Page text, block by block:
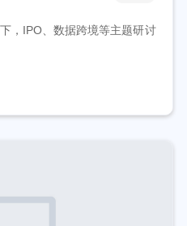
，IPO、数据跨境等主题研讨